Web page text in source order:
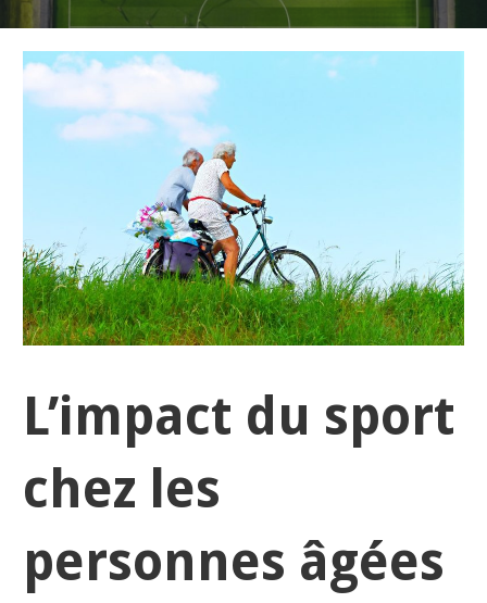
L’impact du sport
chez les
personnes âgées